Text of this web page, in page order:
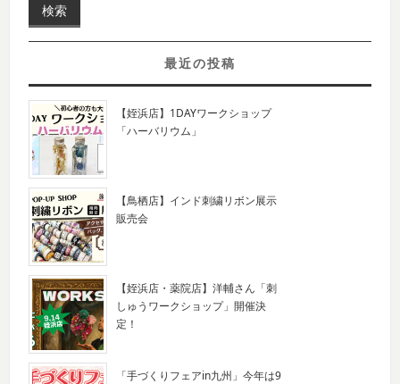
最近の投稿
【姪浜店】1DAYワークショップ
「ハーバリウム」
【鳥栖店】インド刺繍リボン展示
販売会
【姪浜店・薬院店】洋輔さん「刺
しゅうワークショップ」開催決
定！
「手づくりフェアin九州」今年は9